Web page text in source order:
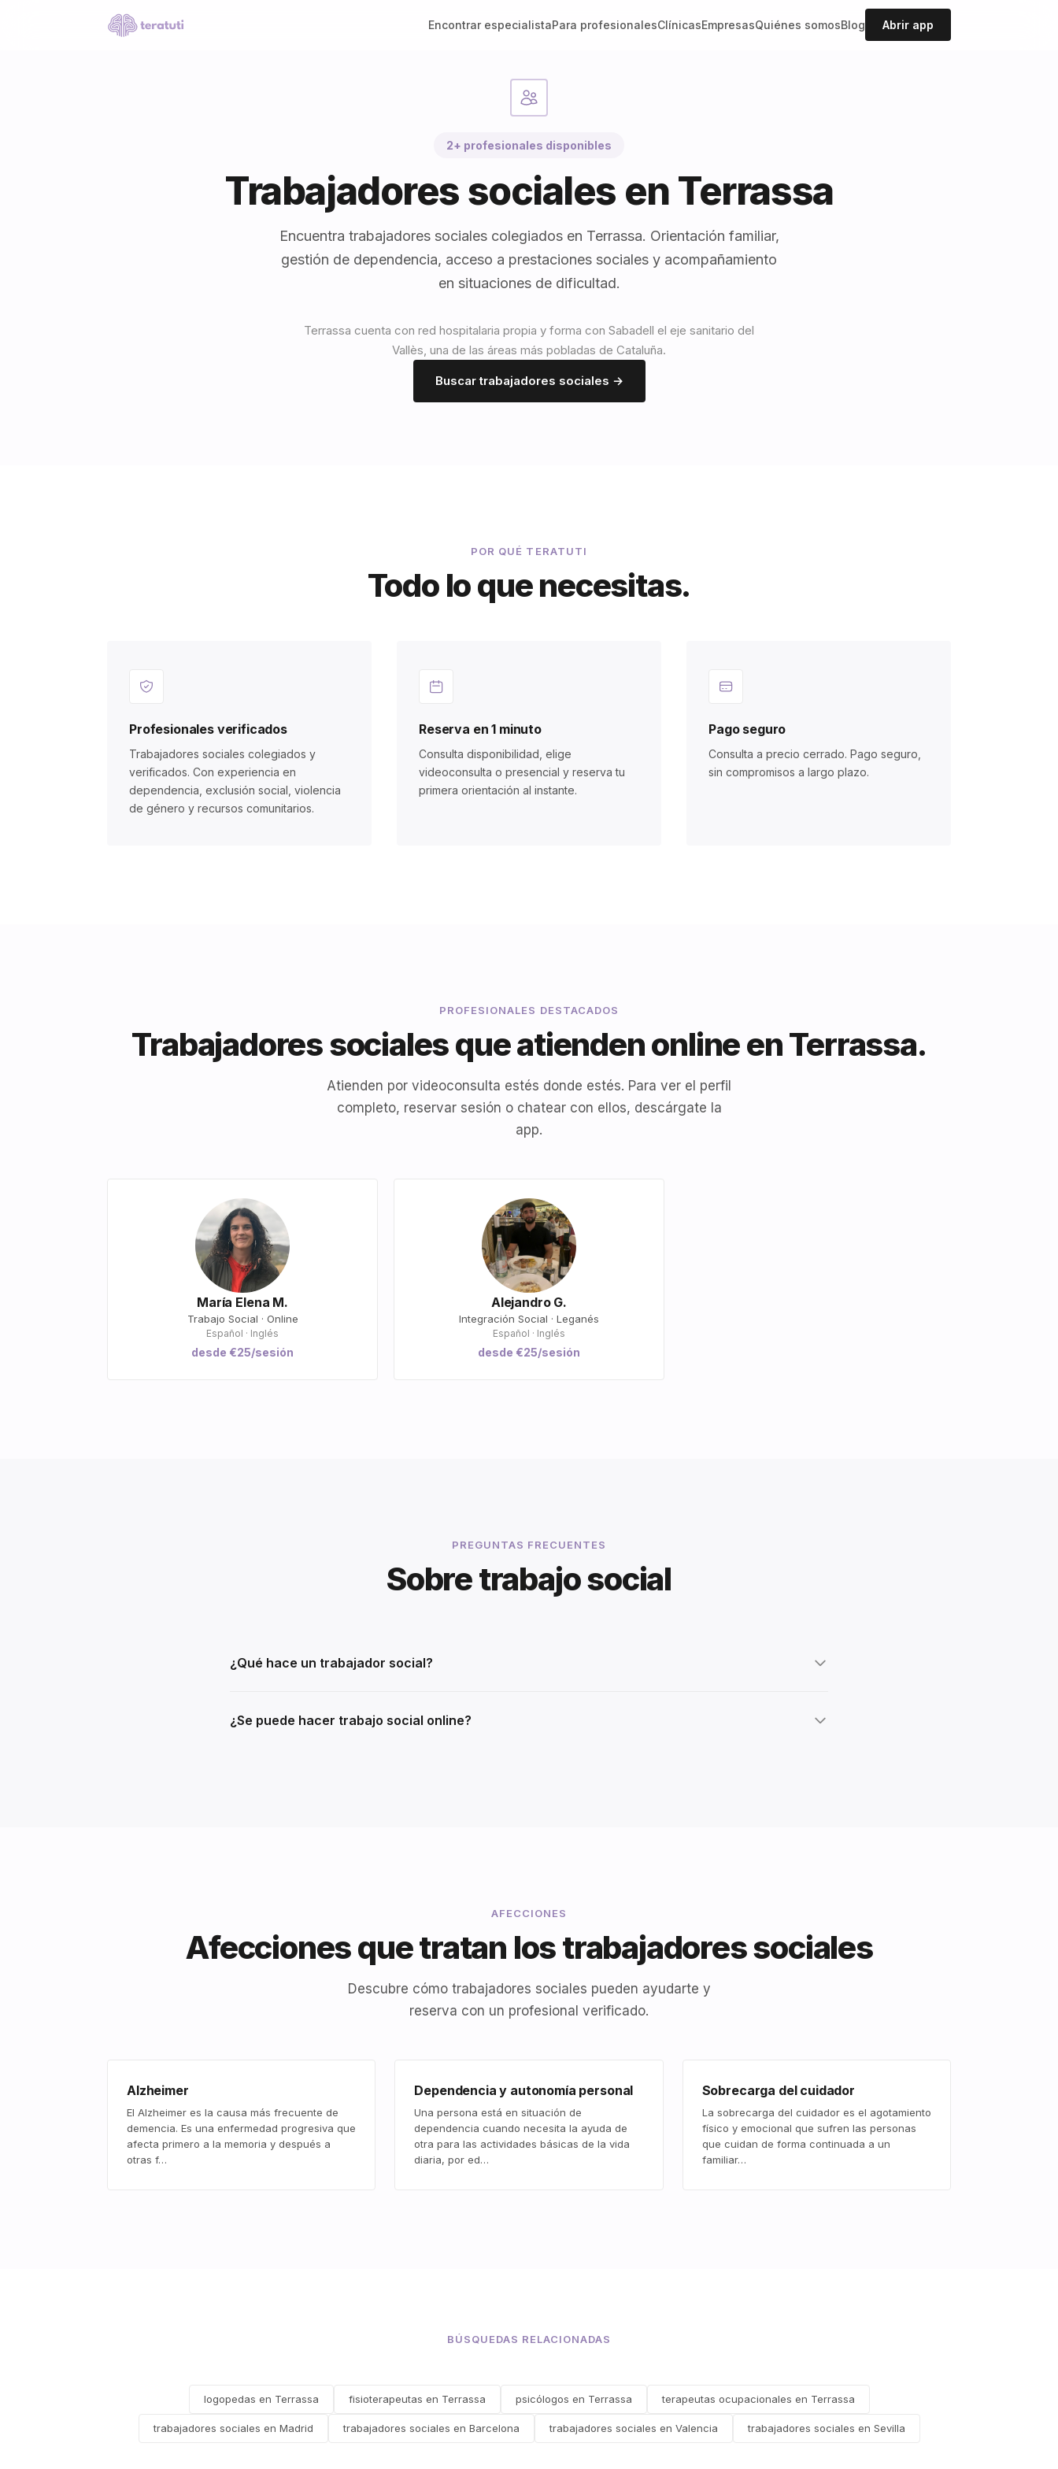
Encontrar especialistaPara profesionalesClínicasEmpresasQuiénes somosBlog Abrir app
2+ profesionales disponibles
Trabajadores sociales en Terrassa
Encuentra trabajadores sociales colegiados en Terrassa. Orientación familiar,
gestión de dependencia, acceso a prestaciones sociales y acompañamiento
en situaciones de dificultad.
Terrassa cuenta con red hospitalaria propia y forma con Sabadell el eje sanitario del
Vallès, una de las áreas más pobladas de Cataluña.
Buscar trabajadores sociales →
POR QUÉ TERATUTI
Todo lo que necesitas.
Profesionales verificados
Trabajadores sociales colegiados y
verificados. Con experiencia en
dependencia, exclusión social, violencia
de género y recursos comunitarios.
Reserva en 1 minuto
Consulta disponibilidad, elige
videoconsulta o presencial y reserva tu
primera orientación al instante.
Pago seguro
Consulta a precio cerrado. Pago seguro,
sin compromisos a largo plazo.
PROFESIONALES DESTACADOS
Trabajadores sociales que atienden online en Terrassa.
Atienden por videoconsulta estés donde estés. Para ver el perfil
completo, reservar sesión o chatear con ellos, descárgate la
app.
María Elena M.
Trabajo Social · Online
Español · Inglés
desde €25/sesión
Alejandro G.
Integración Social · Leganés
Español · Inglés
desde €25/sesión
PREGUNTAS FRECUENTES
Sobre trabajo social
¿Qué hace un trabajador social?
¿Se puede hacer trabajo social online?
AFECCIONES
Afecciones que tratan los trabajadores sociales
Descubre cómo trabajadores sociales pueden ayudarte y
reserva con un profesional verificado.
Alzheimer
El Alzheimer es la causa más frecuente de
demencia. Es una enfermedad progresiva que
afecta primero a la memoria y después a
otras f…
Dependencia y autonomía personal
Una persona está en situación de
dependencia cuando necesita la ayuda de
otra para las actividades básicas de la vida
diaria, por ed…
Sobrecarga del cuidador
La sobrecarga del cuidador es el agotamiento
físico y emocional que sufren las personas
que cuidan de forma continuada a un
familiar…
BÚSQUEDAS RELACIONADAS
logopedas en Terrassa fisioterapeutas en Terrassa psicólogos en Terrassa terapeutas ocupacionales en Terrassa
trabajadores sociales en Madrid trabajadores sociales en Barcelona trabajadores sociales en Valencia trabajadores sociales en Sevilla